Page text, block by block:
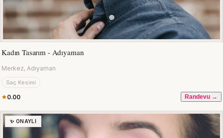
Kadın Tasarım - Adıyaman
Merkez, Adıyaman
Saç Kesimi
0.00 Randevu →
✨ ONAYLI